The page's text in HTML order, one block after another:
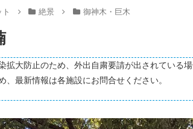
絶景 御神木・巨木
拡大防止のため、外出自粛要請が出されている
、最新情報は各施設にお問合せください。